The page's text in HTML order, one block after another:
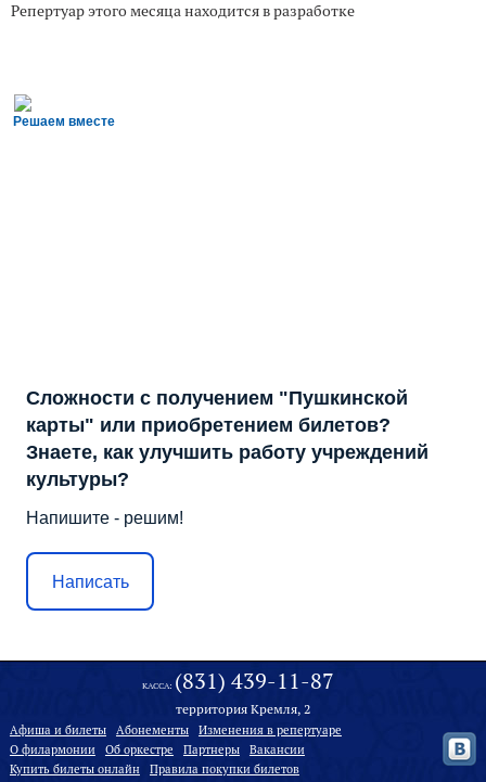
Репертуар этого месяца находится в разработке
Решаем вместе
Сложности с получением "Пушкинской
карты" или приобретением билетов?
Знаете, как улучшить работу учреждений
культуры?
Напишите - решим!
Написать
КАССА: (831) 439-11-87
территория Кремля, 2
Афиша и билеты Абонементы
Изменения в репертуаре
О филармонии
Oб оркестре Партнеры
Вакансии
Купить билеты онлайн
Правила покупки билетов